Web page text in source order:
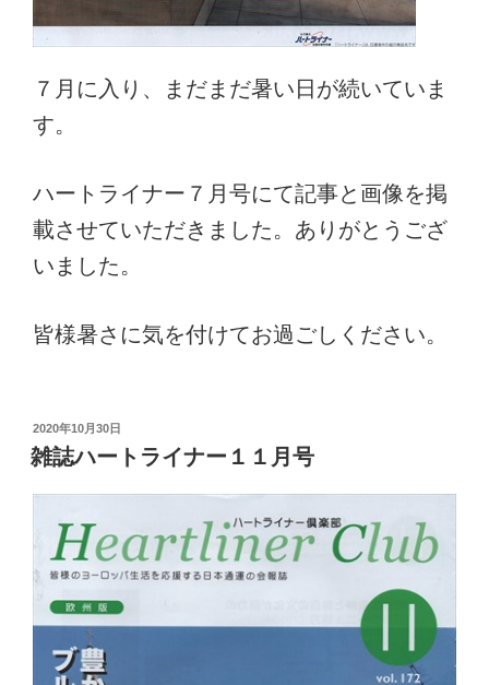
７月に入り、まだまだ暑い日が続いていま
す。
ハートライナー７月号にて記事と画像を掲
載させていただきました。ありがとうござ
いました。
皆様暑さに気を付けてお過ごしください。
投
稿
日:
2020年10月30日
雑誌ハートライナー１１月号